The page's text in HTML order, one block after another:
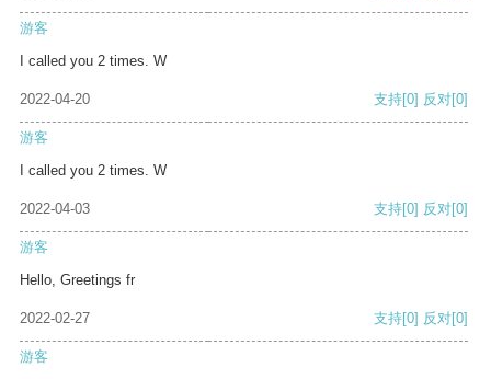
游客
I called you 2 times. W
2022-04-20 支持[0] 反对[0]
游客
I called you 2 times. W
2022-04-03 支持[0] 反对[0]
游客
Hello, Greetings fr
2022-02-27 支持[0] 反对[0]
游客